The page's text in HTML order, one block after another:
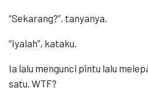
“Sekarang?”, tanyanya.
“Iyalah”, kataku.
Ia lalu mengunci pintu lalu
satu. WTF?